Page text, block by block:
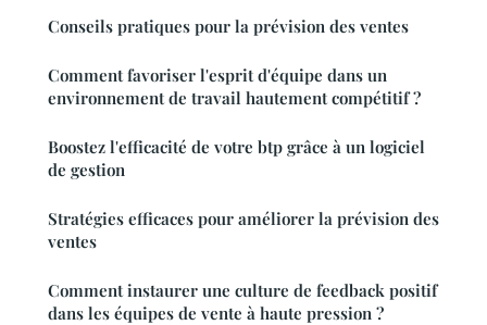
Conseils pratiques pour la prévision des ventes
Comment favoriser l'esprit d'équipe dans un
environnement de travail hautement compétitif ?
Boostez l'efficacité de votre btp grâce à un logiciel
de gestion
Stratégies efficaces pour améliorer la prévision des
ventes
Comment instaurer une culture de feedback positif
dans les équipes de vente à haute pression ?